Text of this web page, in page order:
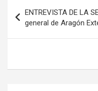
de
entradas
ENTREVISTA DE LA
general de Aragón